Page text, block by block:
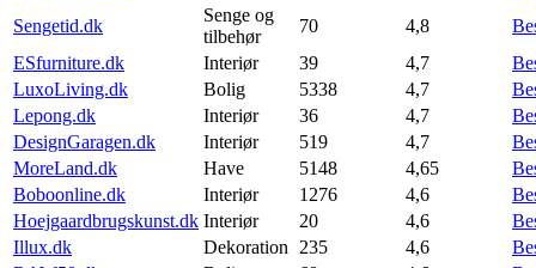
Sengetid.dk
Senge og
tilbehør
70 4,8
ESfurniture.dk
Interiør 39 4,7
LuxoLiving.dk
Bolig 5338 4,7
Lepong.dk
Interiør 36 4,7
DesignGaragen.dk
Interiør 519 4,7
MoreLand.dk
Have 5148 4,65
Boboonline.dk
Interiør 1276 4,6
Hoejgaardbrugskunst.dk Interiør 20 4,6
Illux.dk
Dekoration 235 4,6